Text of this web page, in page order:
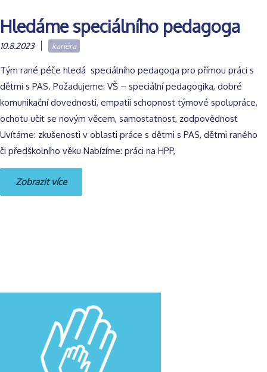
Hledáme speciálního pedagoga
10.8.2023 kariéra
Tým rané péče hledá speciálního pedagoga pro přímou práci s
dětmi s PAS. Požadujeme: VŠ – speciální pedagogika, dobré
komunikační dovednosti, empatii schopnost týmové spolupráce,
ochotu učit se novým věcem, samostatnost, zodpovědnost
Uvítáme: zkušenosti v oblasti práce s dětmi s PAS, dětmi raného
či předškolního věku Nabízíme: práci na HPP,
Zobrazit více